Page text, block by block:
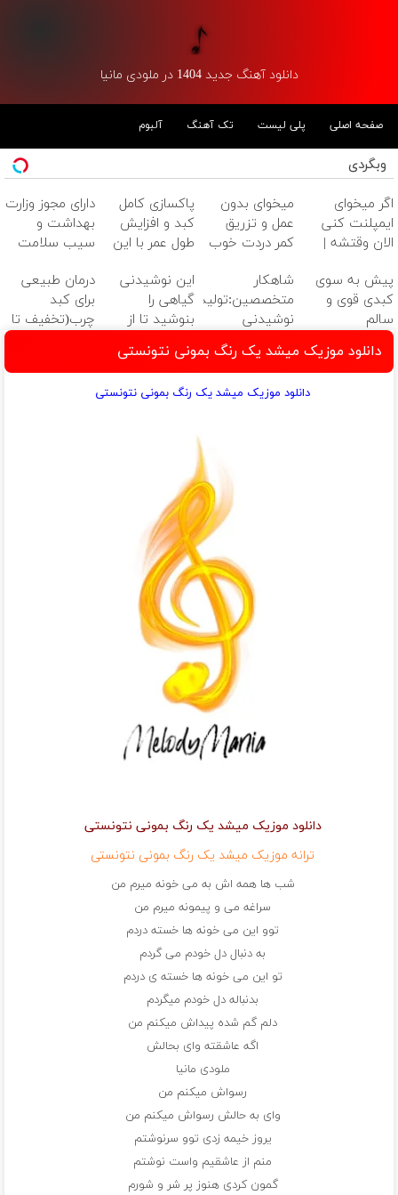
دانلود آهنگ جدید 1404 در ملودی مانیا
صفحه اصلی پلی لیست تک آهنگ آلبوم
وبگردی
اگر میخوای
ایمپلنت کنی
الان وقتشه |
میلیون تومان!!!
میخوای بدون
عمل و تزریق
کمر دردت خوب
◂پرسش‌نامه رو
پرکن
پاکسازی کامل
کبد و افزایش
طول عمر با این
گیاهی!کلیک
جهت خرید
دارای مجوز وزارت
بهداشت و
سیب سلامت
پیش به سوی
کبدی قوی و
سالم
شاهکار
متخصصین:تولید
نوشیدنی
گیاهی خوش
طعم برای
پاکسازی کبد
این نوشیدنی
گیاهی را
بنوشید تا از
پیشگیری کنید
درمان طبیعی
برای کبد
چرب(تخفیف تا
دانلود موزیک میشد یک رنگ بمونی نتونستی
دانلود موزیک میشد یک رنگ بمونی نتونستی
دانلود موزیک میشد یک رنگ بمونی نتونستی
ترانه موزیک میشد یک رنگ بمونی نتونستی
شب ها همه اش به می خونه میرم من
سراغه می و پیمونه میرم من
توو این می خونه ها خسته دردم
به دنبال دل خودم می گردم
تو این می خونه ها خسته ی دردم
بدنباله دل خودم میگردم
دلم گم شده پیداش میکنم من
اگه عاشقته وای بحالش
ملودی مانیا
رسواش میکنم من
وای به حالش رسواش میکنم من
یروز خیمه زدی توو سرنوشتم
منم از عاشقیم واست نوشتم
گمون کردی هنوز پر شر و شورم